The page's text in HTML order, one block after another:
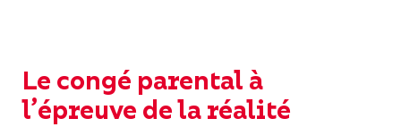
Le congé parental à
l’épreuve de la réalité